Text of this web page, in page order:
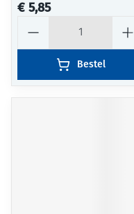
€ 5,85
Bestel